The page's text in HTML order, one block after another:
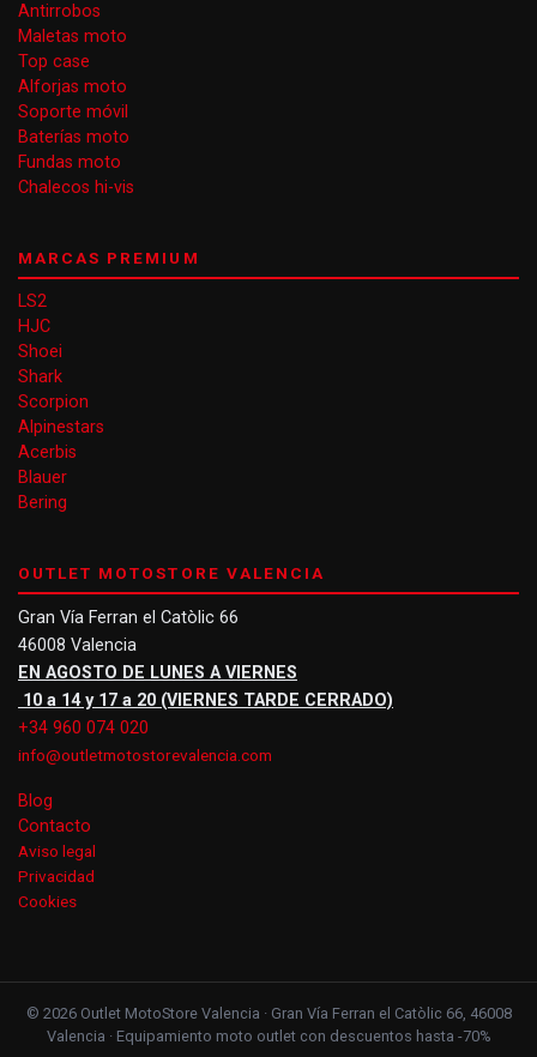
Antirrobos
Maletas moto
Top case
Alforjas moto
Soporte móvil
Baterías moto
Fundas moto
Chalecos hi-vis
MARCAS PREMIUM
LS2
HJC
Shoei
Shark
Scorpion
Alpinestars
Acerbis
Blauer
Bering
OUTLET MOTOSTORE VALENCIA
Gran Vía Ferran el Catòlic 66
46008 Valencia
EN AGOSTO DE LUNES A VIERNES
10 a 14 y 17 a 20 (VIERNES TARDE CERRADO)
+34 960 074 020
info@outletmotostorevalencia.com
Blog
Contacto
Aviso legal
Privacidad
Cookies
© 2026 Outlet MotoStore Valencia · Gran Vía Ferran el Catòlic 66, 46008
Valencia · Equipamiento moto outlet con descuentos hasta -70%